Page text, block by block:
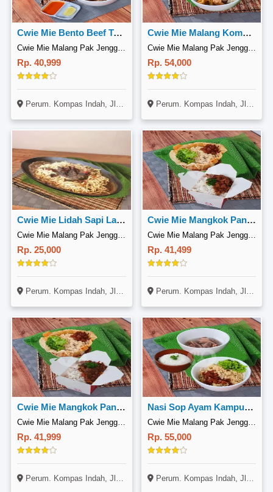
Cwie Mie Bento Beef Teriyaki
Rp. 40,999
Perum. Kompas Indah, Jl. Alamanda Raya B3 No. 8, Tambun Selatan, Bekasi
Cwie Mie Malang Komplit Bakso Malang
Cwie Mie Malang Pak Jenggot, Tambun Selatan
Rp. 54,000
Perum. Kompas Indah, Jl. Alamanda Raya B3 No. 8, Tambun Selatan, Bekasi
Cwie Mie Lidah Sapi Lada Hitam
Rp. 25,000
Perum. Kompas Indah, Jl. Alamanda Raya B3 No. 8, Tambun Selatan, Bekasi
Cwie Mie Mangkok Pangsit Chicken Rice Box
Cwie Mie Malang Pak Jenggot, Tambun Selatan
Rp. 41,499
Perum. Kompas Indah, Jl. Alamanda Raya B3 No. 8, Tambun Selatan, Bekasi
Cwie Mie Mangkok Pangsit Beef Rice Box
Rp. 41,999
Perum. Kompas Indah, Jl. Alamanda Raya B3 No. 8, Tambun Selatan, Bekasi
Nasi Sop Ayam Kampung Cwie Mie Malang
Cwie Mie Malang Pak Jenggot, Tambun Selatan
Rp. 55,000
Perum. Kompas Indah, Jl. Alamanda Raya B3 No. 8, Tambun Selatan, Bekasi